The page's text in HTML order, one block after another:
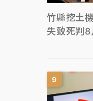
竹縣挖土
失致死判